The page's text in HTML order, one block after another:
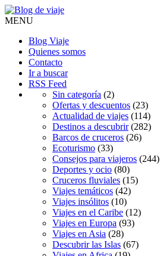
MENU
Blog Viaje
Quienes somos
Contacto
Ir a buscar
RSS Feed
Sin categoría (2)
Ofertas y descuentos (23)
Actualidad de viajes (114)
Destinos a descubrir(282)
Barcos de cruceros (26)
Ecoturismo (33)
Consejos para viajeros (244)
Deportes y ocio (80)
Cruceros fluviales (15)
Viajes temáticos (42)
Viajes insólitos (10)
Viajes en el Caribe (12)
Viajes en Europa (93)
Viajes en Asia (28)
Descubrir las Islas (67)